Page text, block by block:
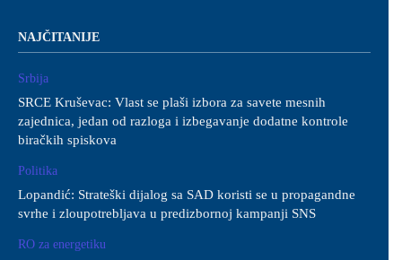
NAJČITANIJE
Srbija
SRCE Kruševac: Vlast se plaši izbora za savete mesnih
zajednica, jedan od razloga i izbegavanje dodatne kontrole
biračkih spiskova
Politika
Lopandić: Strateški dijalog sa SAD koristi se u propagandne
svrhe i zloupotrebljava u predizbornoj kampanji SNS
RO za energetiku